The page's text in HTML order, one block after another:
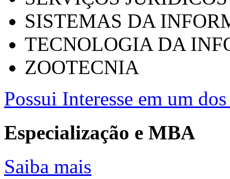
SISTEMAS DA
TECNOLOGIA DA
ZOOTECNIA
Possui Interesse em um
Especialização e MBA
Saiba mais